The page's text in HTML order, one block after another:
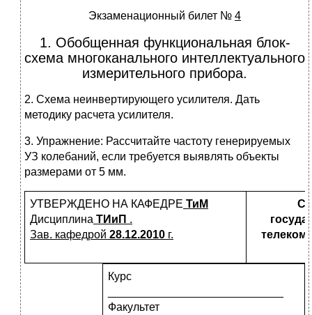
Экзаменационный билет № 4
1. Обобщенная функциональная блок-
схема многоканального интеллектуального
измерительного прибора.
2. Схема неинвертирующего усилителя. Дать
методику расчета усилителя.
3. Упражнение: Рассчитайте частоту генерируемых
УЗ колебаний, если требуется выявлять объекты
размерами от 5 мм.
УТВЕРЖДЕНО НА КАФЕДРЕ ТиМ
Дисциплина ТИиП .
Зав. кафедрой 28.12.2010 г.
Курс
Факультет